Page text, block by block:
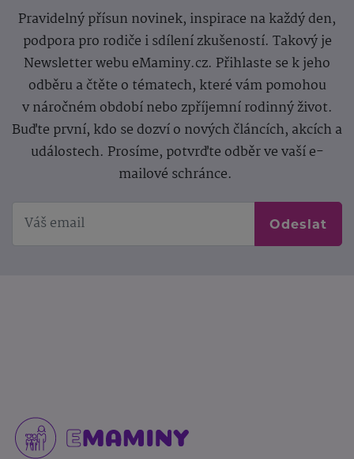
Pravidelný přísun novinek, inspirace na každý den,
podpora pro rodiče i sdílení zkušeností. Takový je
Newsletter webu eMaminy.cz. Přihlaste se k jeho
odběru a čtěte o tématech, které vám pomohou
v náročném období nebo zpříjemní rodinný život.
Buďte první, kdo se dozví o nových článcích, akcích a
událostech. Prosíme, potvrďte odběr ve vaší e-
mailové schránce.
Odeslat